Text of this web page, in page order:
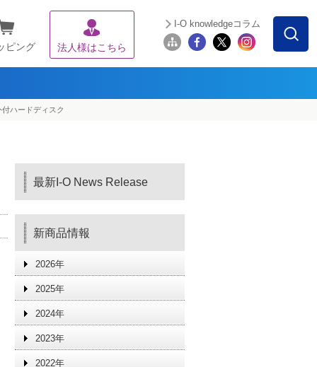
ピング 法人様はこちら
I-O knowledgeコラム
ハードディスク
最新I-O News Release
新商品情報
2026年
2025年
2024年
2023年
2022年